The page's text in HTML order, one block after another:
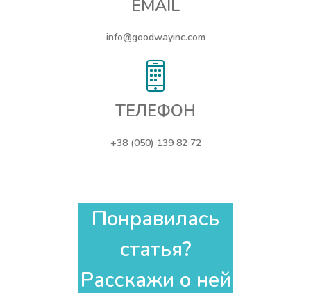
EMAIL
info@goodwayinc.com
ТЕЛЕФОН
+38 (050) 139 82 72
Понравилась
статья?
Расскажи о ней